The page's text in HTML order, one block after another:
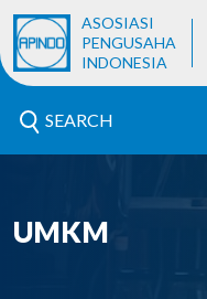
ASOSIASI
PENGUSAHA
INDONESIA
SEARCH
UMKM